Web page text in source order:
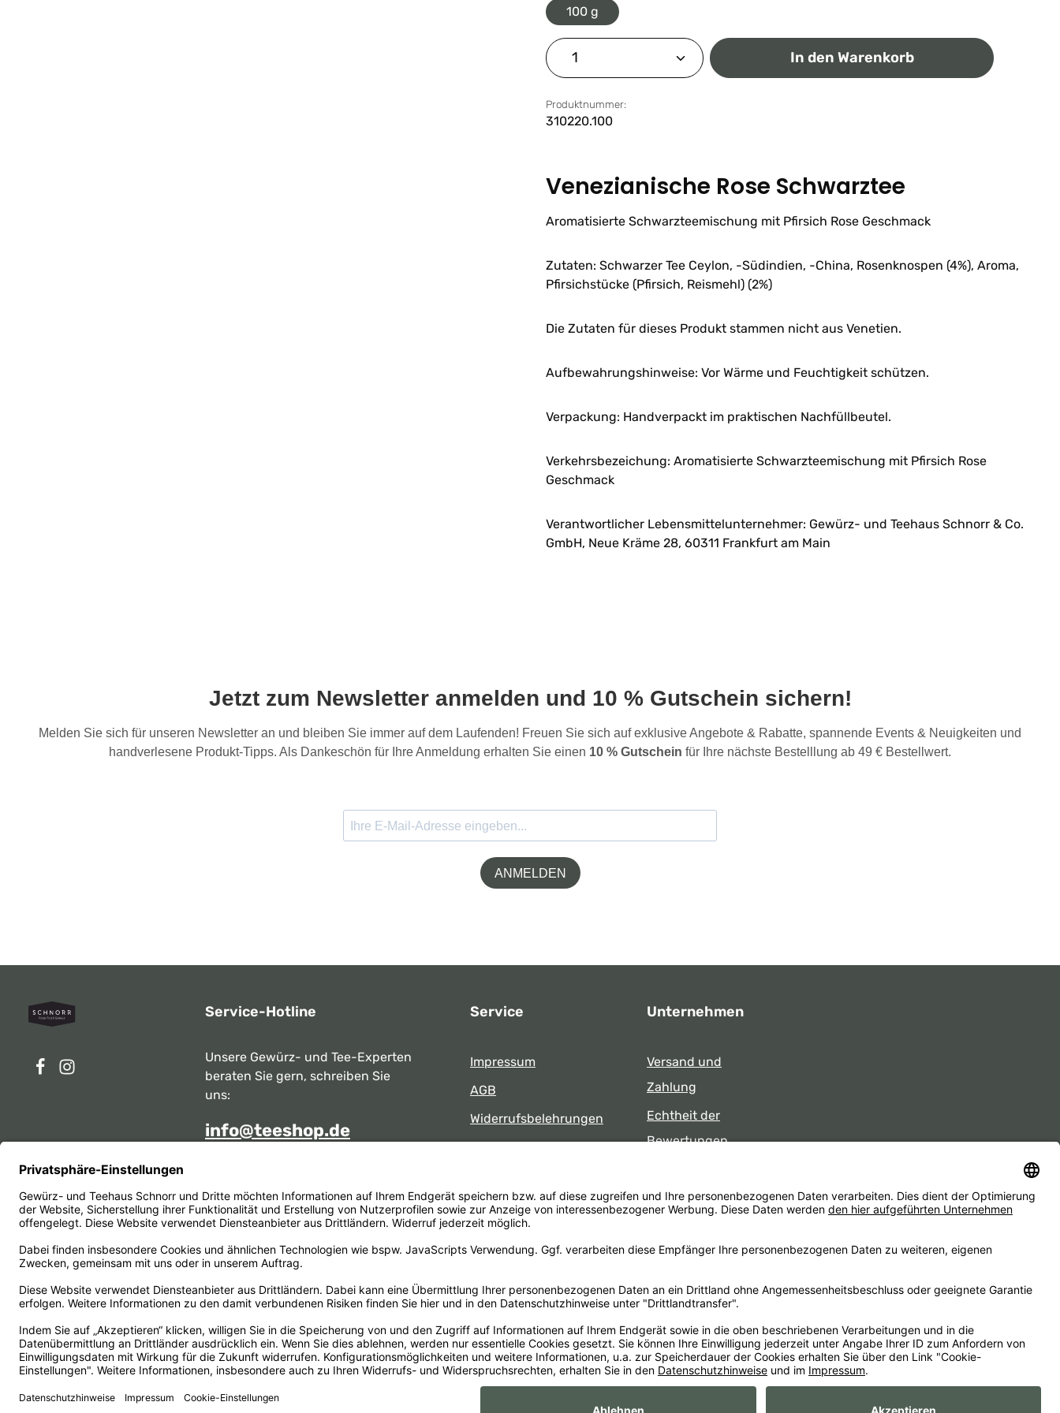
100 g
Produkt Anzahl: Gib den gewünschten Wert ein oder
In den Warenkorb
Produktnummer:
310220.100
Venezianische Rose Schwarztee
Aromatisierte Schwarzteemischung mit Pfirsich Rose Geschmack
Zutaten: Schwarzer Tee Ceylon, -Südindien, -China, Rosenknospen (4%), Aroma,
Pfirsichstücke (Pfirsich, Reismehl) (2%)
Die Zutaten für dieses Produkt stammen nicht aus Venetien.
Aufbewahrungshinweise: Vor Wärme und Feuchtigkeit schützen.
Verpackung: Handverpackt im praktischen Nachfüllbeutel.
Verkehrsbezeichung: Aromatisierte Schwarzteemischung mit Pfirsich Rose
Geschmack
Verantwortlicher Lebensmittelunternehmer: Gewürz- und Teehaus Schnorr & Co.
GmbH, Neue Kräme 28, 60311 Frankfurt am Main
Jetzt zum Newsletter anmelden und 10 % Gutschein sichern!
Melden Sie sich für unseren Newsletter an und bleiben Sie immer auf dem Laufenden! Freuen Sie sich auf exklusive Angebote & Rabatte, spannende Events & Neuigkeiten und
handverlesene Produkt-Tipps. Als Dankeschön für Ihre Anmeldung erhalten Sie einen 10 % Gutschein für Ihre nächste Bestelllung ab 49 € Bestellwert.
ANMELDEN
Service-Hotline
Unsere Gewürz- und Tee-Experten
beraten Sie gern, schreiben Sie
uns:
info@teeshop.de
Mo - Sa zwischen 10:00 - 17:00 Uhr
unter:
Vertrag widerrufen
Service
Impressum
AGB
Widerrufsbelehrungen
Datenschutz
Unternehmen
Versand und
Zahlung
Echtheit der
Bewertungen
Laden